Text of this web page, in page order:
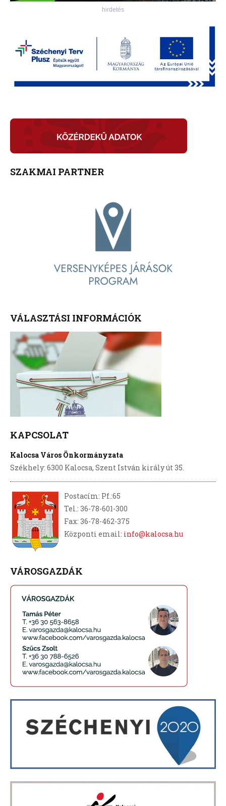
hirdetés
SZAKMAI PARTNER
VÁLASZTÁSI INFORMÁCIÓK
KAPCSOLAT
Kalocsa Város Önkormányzata
Székhely: 6300 Kalocsa, Szent István király út 35.
Postacím: Pf.:65
Tel.: 36-78-601-300
Fax: 36-78-462-375
Központi email: info@kalocsa.hu
VÁROSGAZDÁK